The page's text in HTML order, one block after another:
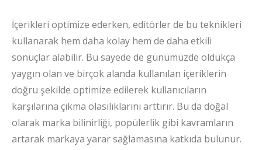
İçerikleri optimize ederken, editörler de bu teknikleri
kullanarak hem daha kolay hem de daha etkili
sonuçlar alabilir. Bu sayede de günümüzde oldukça
yaygın olan ve birçok alanda kullanılan içeriklerin
doğru şekilde optimize edilerek kullanıcıların
karşılarına çıkma olasılıklarını arttırır. Bu da doğal
olarak marka bilinirliği, popülerlik gibi kavramların
artarak markaya yarar sağlamasına katkıda bulunur.